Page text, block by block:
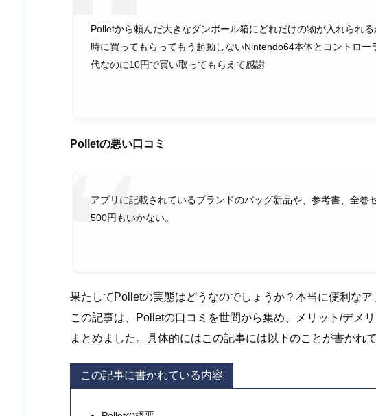
Polletから頼んだ大きなダンボール箱にどれだけの物が入れられ
時に買ってもらってもう起動しないNintendo64本体とコントロ
代なのに10円で買い取ってもらえて感謝
Polletの悪い口コミ
アプリに記載されているブランドのバッグ新品や、参考書、全巻
500円もいかない。
果たしてPolletの実態はどうなのでしょうか？本当に便利なア
この記事は、Polletの口コミを世間から集め、メリット/デメ
まとめました。具体的にはこの記事には以下のことが書かれて
この記事に書かれている内容